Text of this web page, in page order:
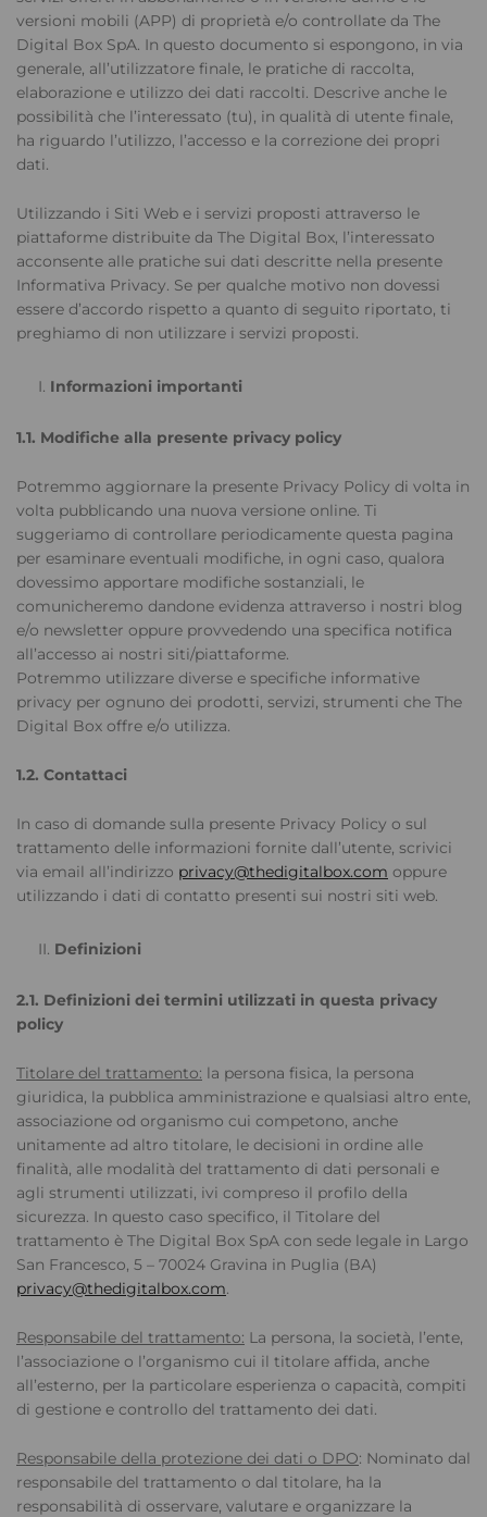
versioni mobili (APP) di proprietà e/o controllate da The
Digital Box SpA. In questo documento si espongono, in via
generale, all’utilizzatore finale, le pratiche di raccolta,
elaborazione e utilizzo dei dati raccolti. Descrive anche le
possibilità che l’interessato (tu), in qualità di utente finale,
ha riguardo l’utilizzo, l’accesso e la correzione dei propri
dati.
Utilizzando i Siti Web e i servizi proposti attraverso le
piattaforme distribuite da The Digital Box, l’interessato
acconsente alle pratiche sui dati descritte nella presente
Informativa Privacy. Se per qualche motivo non dovessi
essere d’accordo rispetto a quanto di seguito riportato, ti
preghiamo di non utilizzare i servizi proposti.
Informazioni importanti
1.1. Modifiche alla presente privacy policy
Potremmo aggiornare la presente Privacy Policy di volta in
volta pubblicando una nuova versione online. Ti
suggeriamo di controllare periodicamente questa pagina
per esaminare eventuali modifiche, in ogni caso, qualora
dovessimo apportare modifiche sostanziali, le
comunicheremo dandone evidenza attraverso i nostri blog
e/o newsletter oppure provvedendo una specifica notifica
all’accesso ai nostri siti/piattaforme.
Potremmo utilizzare diverse e specifiche informative
privacy per ognuno dei prodotti, servizi, strumenti che The
Digital Box offre e/o utilizza.
1.2. Contattaci
In caso di domande sulla presente Privacy Policy o sul
trattamento delle informazioni fornite dall’utente, scrivici
via email all’indirizzo privacy@thedigitalbox.com oppure
utilizzando i dati di contatto presenti sui nostri siti web.
Definizioni
2.1. Definizioni dei termini utilizzati in questa privacy
policy
Titolare del trattamento: la persona fisica, la persona
giuridica, la pubblica amministrazione e qualsiasi altro ente,
associazione od organismo cui competono, anche
unitamente ad altro titolare, le decisioni in ordine alle
finalità, alle modalità del trattamento di dati personali e
agli strumenti utilizzati, ivi compreso il profilo della
sicurezza. In questo caso specifico, il Titolare del
trattamento è The Digital Box SpA con sede legale in Largo
San Francesco, 5 – 70024 Gravina in Puglia (BA)
privacy@thedigitalbox.com.
Responsabile del trattamento: La persona, la società, l’ente,
l’associazione o l’organismo cui il titolare affida, anche
all’esterno, per la particolare esperienza o capacità, compiti
di gestione e controllo del trattamento dei dati.
Responsabile della protezione dei dati o DPO: Nominato dal
responsabile del trattamento o dal titolare, ha la
responsabilità di osservare, valutare e organizzare la